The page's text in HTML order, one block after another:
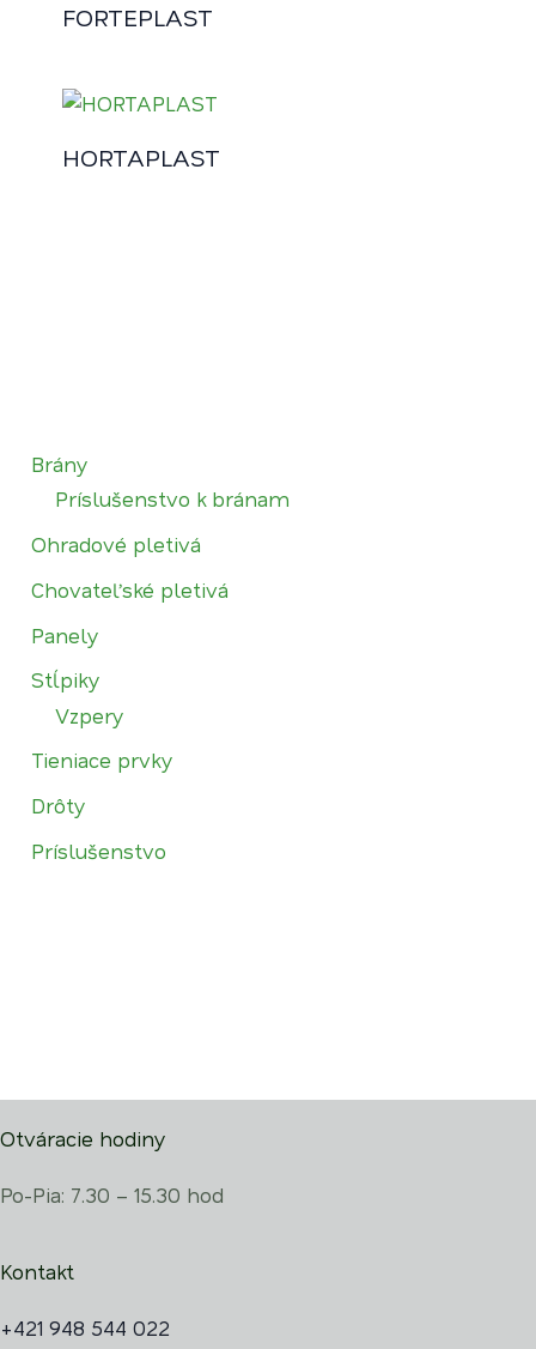
Brány
Príslušenstvo k bránam
Ohradové pletivá
Chovateľské pletivá
Panely
Stĺpiky
Vzpery
Tieniace prvky
Drôty
Príslušenstvo
FORTEPLAST
HORTAPLAST
Otváracie hodiny
Po-Pia: 7.30 – 15.30 hod
Kontakt
+421 948 544 022